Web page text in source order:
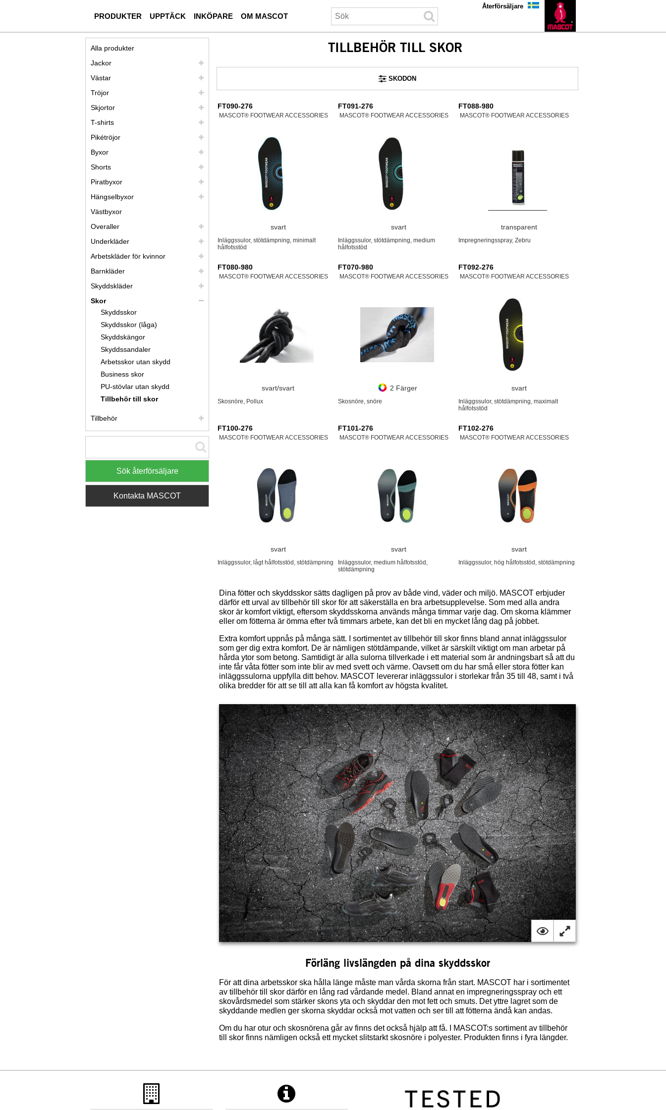
PRODUKTER UPPTÄCK INKÖPARE OM MASCOT
Återförsäljare
TILLBEHÖR TILL SKOR
SKODON
FT090-276
MASCOT® FOOTWEAR ACCESSORIES
svart
Inläggssulor, stötdämpning, minimalt
hålfotsstöd
FT091-276
MASCOT® FOOTWEAR ACCESSORIES
svart
Inläggssulor, stötdämpning, medium
hålfotsstöd
FT088-980
MASCOT® FOOTWEAR ACCESSORIES
transparent
Impregneringsspray, Zebru
FT080-980
MASCOT® FOOTWEAR ACCESSORIES
svart/svart
Skosnöre, Pollux
FT070-980
MASCOT® FOOTWEAR ACCESSORIES
2 Färger
Skosnöre, snöre
FT092-276
MASCOT® FOOTWEAR ACCESSORIES
svart
Inläggssulor, stötdämpning, maximalt
hålfotsstöd
FT100-276
MASCOT® FOOTWEAR ACCESSORIES
svart
Inläggssulor, lågt hålfotsstöd, stötdämpning
FT101-276
MASCOT® FOOTWEAR ACCESSORIES
svart
Inläggssulor, medium hålfotsstöd,
stötdämpning
FT102-276
MASCOT® FOOTWEAR ACCESSORIES
svart
Inläggssulor, hög hålfotsstöd, stötdämpning
Dina fötter och skyddsskor sätts dagligen på prov av både vind, väder och miljö. MASCOT erbjuder
därför ett urval av tillbehör till skor för att säkerställa en bra arbetsupplevelse. Som med alla andra
skor är komfort viktigt, eftersom skyddsskorna används många timmar varje dag. Om skorna klämmer
eller om fötterna är ömma efter två timmars arbete, kan det bli en mycket lång dag på jobbet.
Extra komfort uppnås på många sätt. I sortimentet av tillbehör till skor finns bland annat inläggssulor
som ger dig extra komfort. De är nämligen stötdämpande, vilket är särskilt viktigt om man arbetar på
hårda ytor som betong. Samtidigt är alla sulorna tillverkade i ett material som är andningsbart så att du
inte får våta fötter som inte blir av med svett och värme. Oavsett om du har små eller stora fötter kan
inläggssulorna uppfylla ditt behov. MASCOT levererar inläggssulor i storlekar från 35 till 48, samt i två
olika bredder för att se till att alla kan få komfort av högsta kvalitet.
Förläng livslängden på dina skyddsskor
För att dina arbetsskor ska hålla länge måste man vårda skorna från start. MASCOT har i sortimentet
av tillbehör till skor därför en lång rad vårdande medel. Bland annat en impregneringsspray och ett
skovårdsmedel som stärker skons yta och skyddar den mot fett och smuts. Det yttre lagret som de
skyddande medlen ger skorna skyddar också mot vatten och ser till att fötterna ändå kan andas.
Om du har otur och skosnörena går av finns det också hjälp att få. I MASCOT:s sortiment av tillbehör
till skor finns nämligen också ett mycket slitstarkt skosnöre i polyester. Produkten finns i fyra längder.
Alla produkter
Jackor
Västar
Tröjor
Skjortor
T-shirts
Pikétröjor
Byxor
Shorts
Piratbyxor
Hängselbyxor
Västbyxor
Overaller
Underkläder
Arbetskläder för kvinnor
Barnkläder
Skyddskläder
Skor
Skyddsskor
Skyddsskor (låga)
Skyddskängor
Skyddssandaler
Arbetsskor utan skydd
Business skor
PU-stövlar utan skydd
Tillbehör till skor
Tillbehör
Sök återförsäljare
Kontakta MASCOT